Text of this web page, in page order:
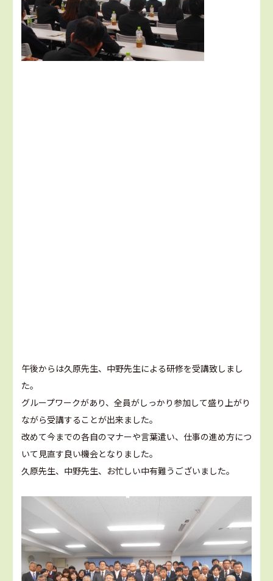
午後からは久原先生、中野先生による研修を受講致しまし
た。
グループワークがあり、全員がしっかり参加して盛り上がり
ながら受講することが出来ました。
改めて今までの各自のマナーや言葉遣い、仕事の進め方につ
いて見直す良い機会となりました。
久原先生、中野先生、お忙しい中有難うございました。